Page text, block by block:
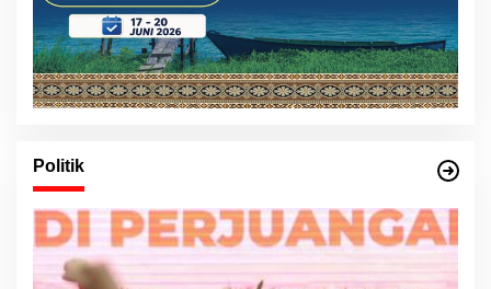
Politik